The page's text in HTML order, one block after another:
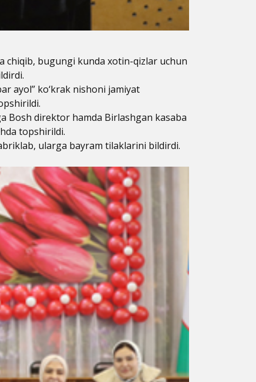
chiqib, bugungi kunda xotin-qizlar uchun
ayol” ko‘krak nishoni jamiyat
Bosh direktor hamda Birlashgan kasaba
topshirildi.
ularga bayram tilaklarini bildirdi.